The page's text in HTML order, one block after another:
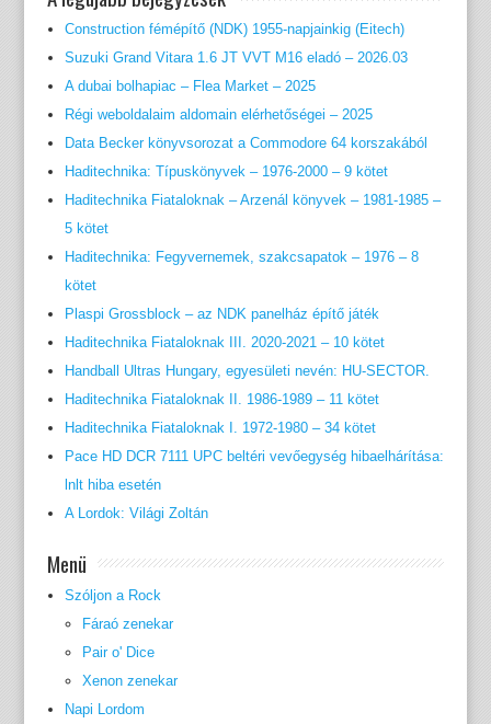
Construction fémépítő (NDK) 1955-napjainkig (Eitech)
Suzuki Grand Vitara 1.6 JT VVT M16 eladó – 2026.03
A dubai bolhapiac – Flea Market – 2025
Régi weboldalaim aldomain elérhetőségei – 2025
Data Becker könyvsorozat a Commodore 64 korszakából
Haditechnika: Típuskönyvek – 1976-2000 – 9 kötet
Haditechnika Fiataloknak – Arzenál könyvek – 1981-1985 –
5 kötet
Haditechnika: Fegyvernemek, szakcsapatok – 1976 – 8
kötet
Plaspi Grossblock – az NDK panelház építő játék
Haditechnika Fiataloknak III. 2020-2021 – 10 kötet
Handball Ultras Hungary, egyesületi nevén: HU-SECTOR.
Haditechnika Fiataloknak II. 1986-1989 – 11 kötet
Haditechnika Fiataloknak I. 1972-1980 – 34 kötet
Pace HD DCR 7111 UPC beltéri vevőegység hibaelhárítása:
lnlt hiba esetén
A Lordok: Világi Zoltán
Menü
Szóljon a Rock
Fáraó zenekar
Pair o' Dice
Xenon zenekar
Napi Lordom